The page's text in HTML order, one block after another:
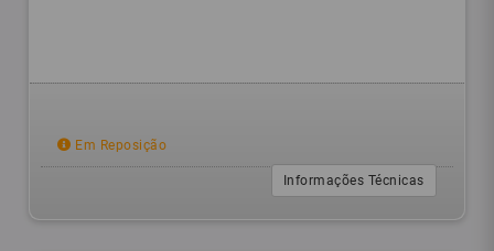
Em Reposição
Informações Técnicas